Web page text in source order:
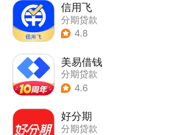
信用飞
分期贷款
4.8
美易借钱
分期贷款
4.6
好分期
分期贷款